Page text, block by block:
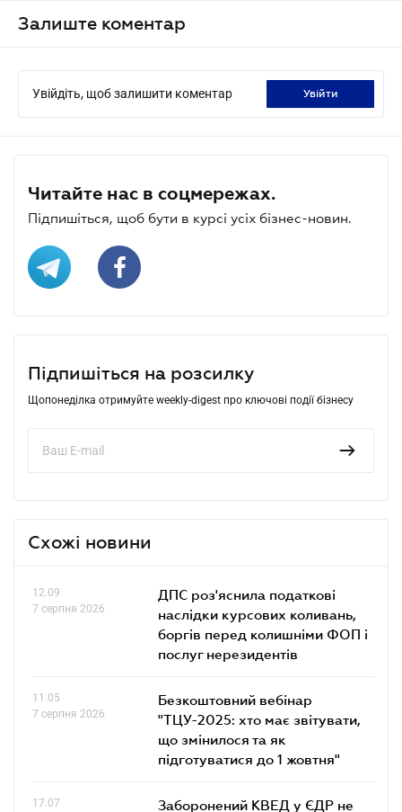
Залиште коментар
Увійдіть, щоб залишити коментар увійти
Читайте нас в соцмережах.
Підпишіться, щоб бути в курсі усіх бізнес-новин.
Підпишіться на розсилку
Щопонеділка отримуйте weekly-digest про ключові події бізнесу
Схожі новини
12.09
7 серпня 2026
ДПС роз'яснила податкові
наслідки курсових коливань,
боргів перед колишніми ФОП і
послуг нерезидентів
11.05
7 серпня 2026
Безкоштовний вебінар
"ТЦУ-2025: хто має звітувати,
що змінилося та як
підготуватися до 1 жовтня"
17.07
Заборонений КВЕД у ЄДР не